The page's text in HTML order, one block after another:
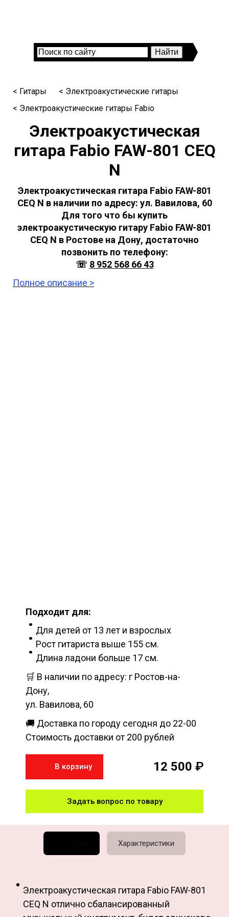
< Гитары
< Электроакустические гитары
< Электроакустические гитары Fabio
Электроакустическая
гитара Fabio FAW-801 CEQ
N
Электроакустическая гитара Fabio FAW-801
CEQ N в наличии по адресу: ул. Вавилова, 60
Для того что бы купить
электроакустическую гитару Fabio FAW-801
CEQ N в Ростове на Дону, достаточно
позвонить по телефону:
☏ 8 952 568 66 43
Полное описание >
Подходит для:
Для детей от 13 лет и взрослых
Рост гитариста выше 155 см.
Длина ладони больше 17 см.
🛒 В наличии по адресу: г Ростов-на-
Дону,
ул. Вавилова, 60
🚚 Доставка по городу сегодня до 22-00
Стоимость доставки от 200 рублей
В корзину 12 500 ₽
Задать вопрос по товару
Характеристики
Электроакустическая гитара Fabio FAW-801
CEQ N отлично сбалансированный